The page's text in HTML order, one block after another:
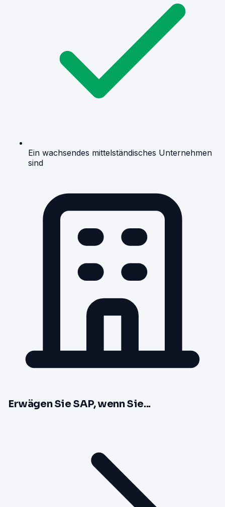
Ein wachsendes mittelständisches Unternehmen
sind
Erwägen Sie SAP, wenn Sie...